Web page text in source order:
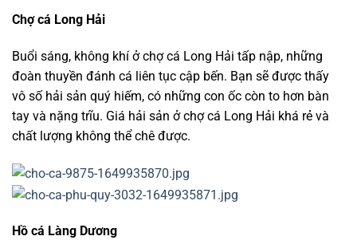
Chợ cá Long Hải
Buổi sáng, không khí ở chợ cá Long Hải tấp nập, những
đoàn thuyền đánh cá liên tục cập bến. Bạn sẽ được thấy
vô số hải sản quý hiếm, có những con ốc còn to hơn bàn
tay và nặng trĩu. Giá hải sản ở chợ cá Long Hải khá rẻ và
chất lượng không thể chê được.
Hồ cá Làng Dương